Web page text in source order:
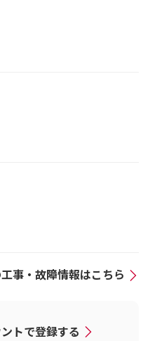
事・故障情報はこちら
トで登録する